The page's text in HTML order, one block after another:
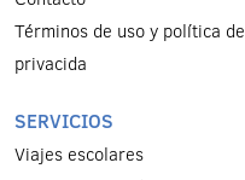
Términos de uso y política de
privacida
SERVICIOS
Viajes escolares